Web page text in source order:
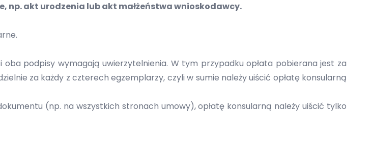
akt urodzenia lub akt małżeństwa wnioskodawcy.
.
podpisy wymagają uwierzytelnienia. W tym przypadku opłata pobierana jest za
za każdy z czterech egzemplarzy, czyli w sumie należy uiścić opłatę konsularną
(np. na wszystkich stronach umowy), opłatę konsularną należy uiścić tylko